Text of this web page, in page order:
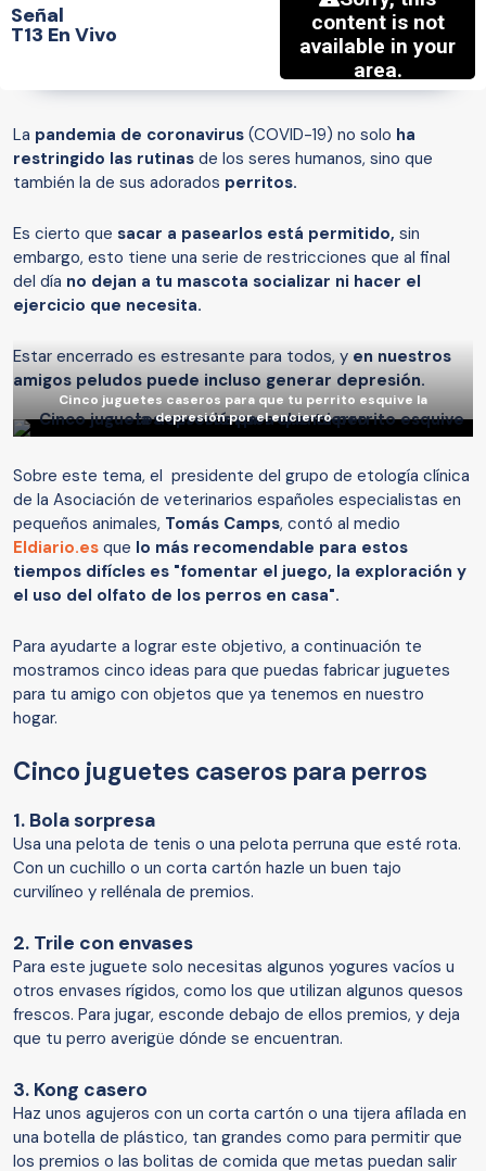
Señal
T13 En Vivo
La pandemia de coronavirus (COVID-19) no solo ha
restringido las rutinas de los seres humanos, sino que
también la de sus adorados perritos.
Es cierto que sacar a pasearlos está permitido, sin
embargo, esto tiene una serie de restricciones que al final
del día no dejan a tu mascota socializar ni hacer el
ejercicio que necesita.
Estar encerrado es estresante para todos, y en nuestros
amigos peludos puede incluso generar depresión.
Cinco juguetes caseros para que tu perrito esquive la
depresión por el encierro
Sobre este tema, el presidente del grupo de etología clínica
de la Asociación de veterinarios españoles especialistas en
pequeños animales, Tomás Camps, contó al medio
Eldiario.es que lo más recomendable para estos
tiempos difícles es "fomentar el juego, la exploración y
el uso del olfato de los perros en casa".
Para ayudarte a lograr este objetivo, a continuación te
mostramos cinco ideas para que puedas fabricar juguetes
para tu amigo con objetos que ya tenemos en nuestro
hogar.
Cinco juguetes caseros para perros
1. Bola sorpresa
Usa una pelota de tenis o una pelota perruna que esté rota.
Con un cuchillo o un corta cartón hazle un buen tajo
curvilíneo y rellénala de premios.
2. Trile con envases
Para este juguete solo necesitas algunos yogures vacíos u
otros envases rígidos, como los que utilizan algunos quesos
frescos. Para jugar, esconde debajo de ellos premios, y deja
que tu perro averigüe dónde se encuentran.
3. Kong casero
Haz unos agujeros con un corta cartón o una tijera afilada en
una botella de plástico, tan grandes como para permitir que
los premios o las bolitas de comida que metas puedan salir